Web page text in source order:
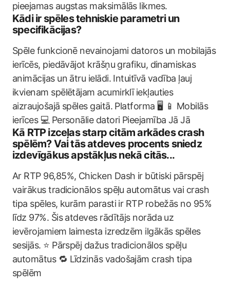
pieejamas augstas maksimālās likmes.
Kādi ir spēles tehniskie parametri un
specifikācijas?
Spēle funkcionē nevainojami datoros un mobilajās
ierīcēs, piedāvājot krāšņu grafiku, dinamiskas
animācijas un ātru ielādi. Intuitīvā vadība ļauj
ikvienam spēlētājam acumirklī iekļauties
aizraujošajā spēles gaitā. Platforma 🖥️ 📱 Mobilās
ierīces 💻 Personālie datori Pieejamība Jā Jā
Kā RTP izceļas starp citām arkādes crash
spēlēm? Vai tās atdeves procents sniedz
izdevīgākus apstākļus nekā citās...
Ar RTP 96,85%, Chicken Dash ir būtiski pārspēj
vairākus tradicionālos spēļu automātus vai crash
tipa spēles, kurām parasti ir RTP robežās no 95%
līdz 97%. Šis atdeves rādītājs norāda uz
ievērojamiem laimesta izredzēm ilgākās spēles
sesijās. ⭐ Pārspēj dažus tradicionālos spēļu
automātus 🔁 Līdzinās vadošajām crash tipa
spēlēm